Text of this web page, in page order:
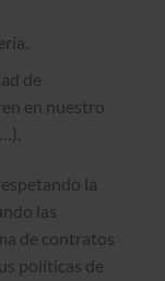
de
en nuestro
la
las
de contratos
políticas de